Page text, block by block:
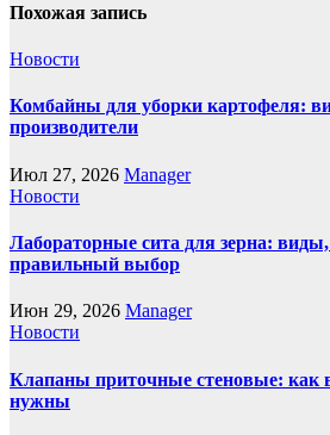
Похожая запись
Новости
Комбайны для уборки картофеля:
производители
Июл 27, 2026 Manager
Новости
Лабораторные сита для зерна: виды,
правильный выбор
Июн 29, 2026 Manager
Новости
Клапаны приточные стеновые: как
нужны